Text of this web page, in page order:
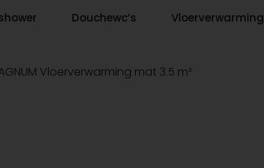
Douchewc’s Vloerverwarming
Vloerverwarming mat 3.5 m²